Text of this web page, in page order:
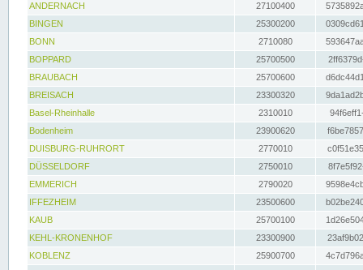
ANDERNACH
27100400
BINGEN
25300200
BONN
2710080
BOPPARD
25700500
BRAUBACH
25700600
BREISACH
23300320
Basel-Rheinhalle
2310010
Bodenheim
23900620
DUISBURG-RUHRORT
2770010
DÜSSELDORF
2750010
EMMERICH
2790020
IFFEZHEIM
23500600
KAUB
25700100
KEHL-KRONENHOF
23300900
KOBLENZ
25900700